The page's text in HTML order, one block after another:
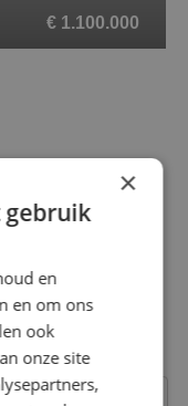
€ 1.100.000
verder!
×
gebruik
en
en om ons
ook
onze site